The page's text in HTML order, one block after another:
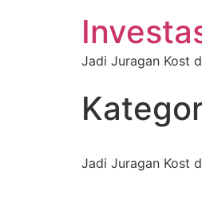
Jadi Juragan Kost
Jadi Juragan Kost